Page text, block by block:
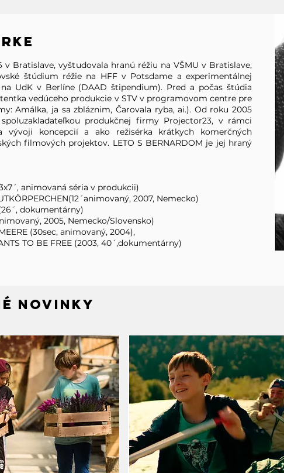
Novinky
v Bratislave, vyštudovala hranú réžiu na VŠMU v Bratislave,
štúdium réžie na HFF v Potsdame a experimentálnej
UdK v Berlíne (DAAD štipendium). Pred a počas štúdia
vedúceho produkcie v STV v programovom centre pre
Amálka, ja sa zbláznim, Čarovala ryba, ai.). Od roku 2005
produkčnej firmy Projector23, v rámci
vývoji koncepcií a ako režisérka krátkych komerčných
filmových projektov. LETO S BERNARDOM je jej hraný
animovaná séria v produkcii)
2007, Nemecko)
dokumentárny)
2005, Nemecko/Slovensko)
(30sec, animovaný, 2004),
TO BE FREE (2003, 40´,dokumentárny)